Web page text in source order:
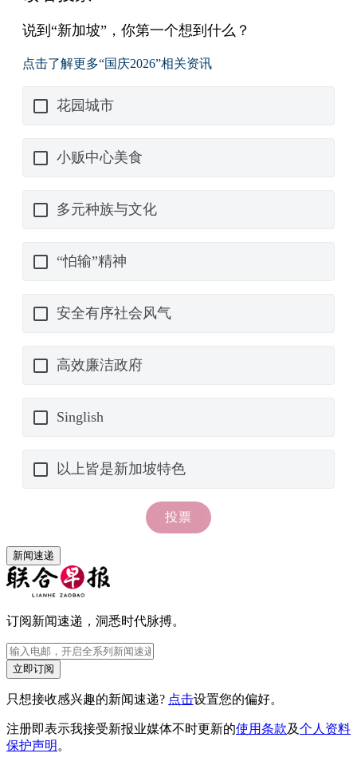
新闻速递
订阅新闻速递，洞悉时代脉搏。
立即订阅
只想接收感兴趣的新闻速递? 点击设置您的偏好。
注册即表示我接受新报业媒体不时更新的使用条款及个人资料
保护声明。